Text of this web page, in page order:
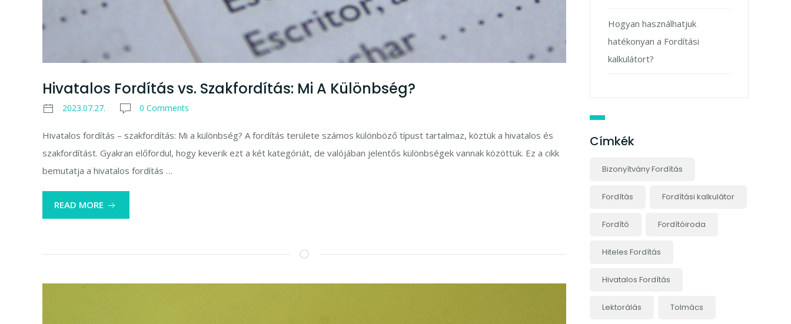
Hivatalos Fordítás vs. Szakfordítás: Mi A Különbség?
2023.07.27. 0 Comments
Hivatalos fordítás – szakfordítás: Mi a különbség? A fordítás területe számos különböző típust tartalmaz, köztük a hivatalos és
szakfordítást. Gyakran előfordul, hogy keverik ezt a két kategóriát, de valójában jelentős különbségek vannak közöttük. Ez a cikk
bemutatja a hivatalos fordítás …
READ MORE
Hogyan használhatjuk
hatékonyan a Fordítási
kalkulátort?
Címkék
Bizonyítvány Fordítás
Fordítás Fordítási kalkulátor
Fordító Fordítóiroda
Hiteles Fordítás
Hivatalos Fordítás
Lektorálás Tolmács